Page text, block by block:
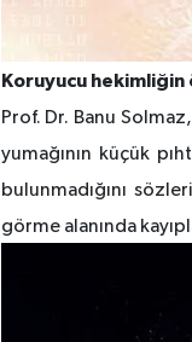
Koruyucu hekimliğin
Prof. Dr. Banu
yumağının küçük
bulunmadığını
görme alanında